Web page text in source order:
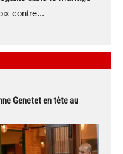
contre...
Genetet en tête au